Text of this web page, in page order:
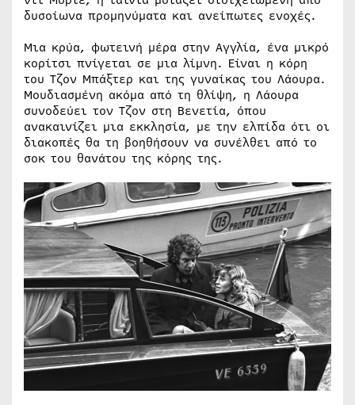
δυσοίωνα προμηνύματα και ανείπωτες ενοχές.
Μια κρύα, φωτεινή μέρα στην Αγγλία, ένα μικρό
κορίτσι πνίγεται σε μια λίμνη. Είναι η κόρη
του Τζον Μπάξτερ και της γυναίκας του Λάουρα.
Μουδιασμένη ακόμα από τη θλίψη, η Λάουρα
συνοδεύει τον Τζον στη Βενετία, όπου
ανακαινίζει μια εκκλησία, με την ελπίδα ότι οι
διακοπές θα τη βοηθήσουν να συνέλθει από το
σοκ του θανάτου της κόρης της.